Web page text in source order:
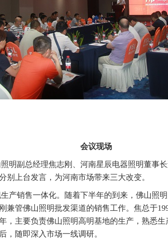
会议现场
明副总经理焦志刚、河南星辰电器照明董事
别上台发言，为河南市场带来三大改变。
产销售一体化。随着下半年的到来，佛山照
兼管佛山照明批发渠道的销售工作。焦总于
，主要负责佛山照明高明基地的生产，熟悉
，随即深入市场一线调研。